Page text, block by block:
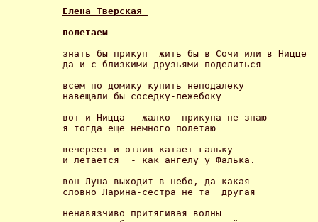
Елена Тверская
полетаем
знать бы прикуп  жить бы в Сочи или в Ницце
да и с близкими друзьями поделиться
всем по домику купить неподалеку
навещали бы соседку-лежебоку
вот и Ницца   жалко  прикупа не знаю
я тогда еще немного полетаю
вечереет и отлив катает гальку
и летается  - как ангелу у Фалька.
вон Луна выходит в небо, да какая
словно Ларина-сестра не та  другая
ненавязчиво притягивая волны